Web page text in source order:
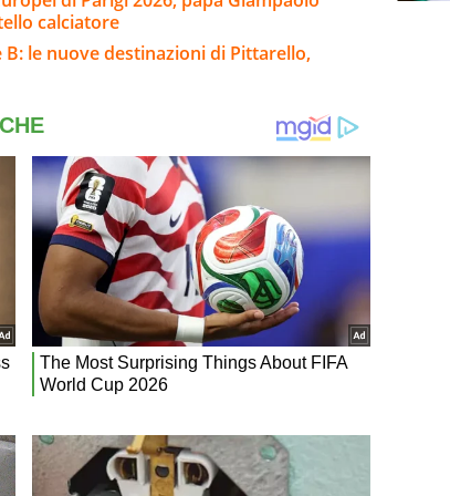
calciatore
le nuove destinazioni di Pittarello,